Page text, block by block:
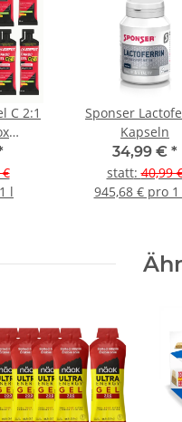
C 2:1
l
Sponser
Kapseln
34,99 € *
statt:40,99
945,68 € pro 1